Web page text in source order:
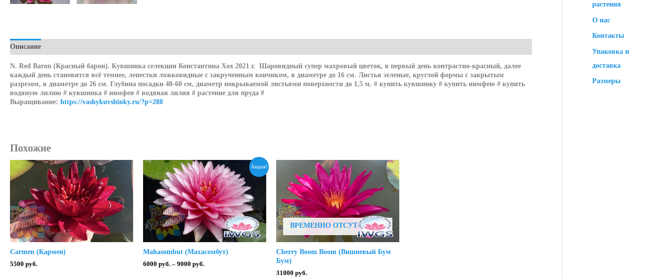
Описание
N. Red Baron (Красный барон). Кувшинка селекции Константина Хох 2021 г. Шаровидный супер махровый цветок, в первый день контрастно-красный, далее
каждый день становится всё темнее, лепестки ложковидные с закрученным кончиком, в диаметре до 16 см. Листья зеленые, круглой формы с закрытым
разрезом, в диаметре до 26 см. Глубина посадки 40-60 см, диаметр покрываемой листьями поверхности до 1,5 м. # купить кувшинку # купить нимфею # купить
водяную лилию # кувшинка # нимфея # водяная лилия # растение для пруда #
Выращивание: https://vashykuvshinky.ru/?p=288
Похожие
Carmen (Кармен)
5500 руб.
Акция!
Mahasombut (Махасомбут)
6000 руб. – 9000 руб.Диапазон
ВРЕМЕННО ОТСУТСТВУЕТ
Cherry Boom Boom (Вишневый Бум
Бум)
31000 руб.
растения
О нас
Контакты
Упаковка и
доставка
Размеры